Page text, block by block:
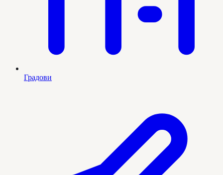
Градови